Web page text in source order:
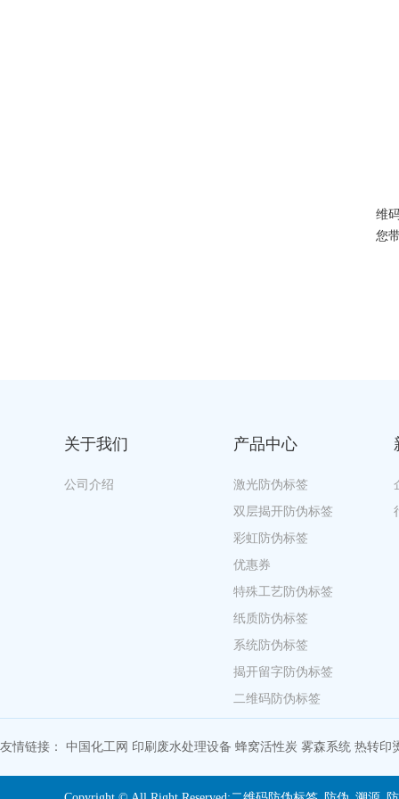
二
维
您
关于我们
公司介绍
产品中心
激光防伪标签
双层揭开防伪标签
彩虹防伪标签
优惠券
特殊工艺防伪标签
纸质防伪标签
系统防伪标签
揭开留字防伪标签
二维码防伪标签
友情链接： 中国化工网 印刷废水处理设备 蜂窝活性炭 雾森系统 热转印